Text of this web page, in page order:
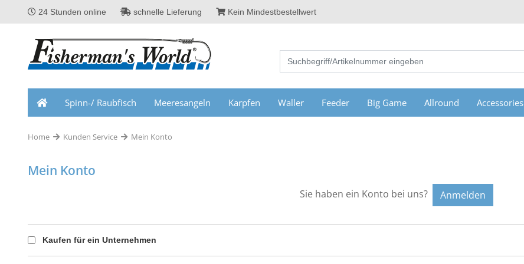
24 Stunden online schnelle Lieferung Kein Mindestbestellwert
Spinn-/ Raubfisch Meeresangeln Karpfen Waller Feeder Big Game Allround Accessories
Home Kunden Service Mein Konto
Mein Konto
Sie haben ein Konto bei uns? Anmelden
Kaufen für ein Unternehmen